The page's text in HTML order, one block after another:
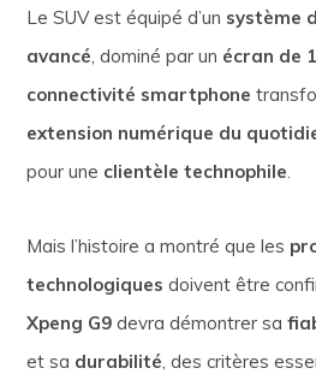
Le SUV est équipé d’un système
avancé, dominé par un écran de
connectivité smartphone
extension numérique du
pour une clientèle technophile.
Mais l’histoire a montré que les
technologiques doivent être
Xpeng G9 devra démontrer sa
et sa durabilité, des critères